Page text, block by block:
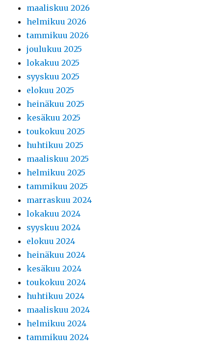
maaliskuu 2026
helmikuu 2026
tammikuu 2026
joulukuu 2025
lokakuu 2025
syyskuu 2025
elokuu 2025
heinäkuu 2025
kesäkuu 2025
toukokuu 2025
huhtikuu 2025
maaliskuu 2025
helmikuu 2025
tammikuu 2025
marraskuu 2024
lokakuu 2024
syyskuu 2024
elokuu 2024
heinäkuu 2024
kesäkuu 2024
toukokuu 2024
huhtikuu 2024
maaliskuu 2024
helmikuu 2024
tammikuu 2024